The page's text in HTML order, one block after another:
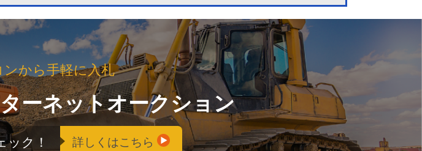
から手軽に入札
ーネットオークション
ク！ 詳しくはこちら